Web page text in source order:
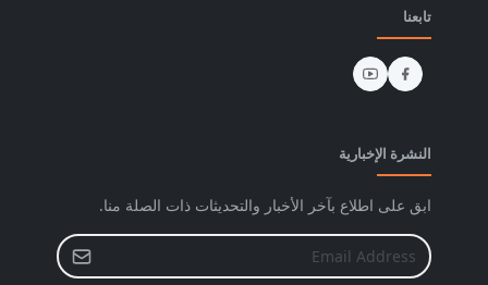
تابعنا
النشرة الإخبارية
ابق على اطلاع بآخر الأخبار والتحديثات ذات الصلة منا.